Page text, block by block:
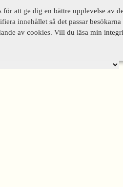
att ge dig en bättre upplevelse av
innehållet så det passar
av cookies. Vill du läsa min